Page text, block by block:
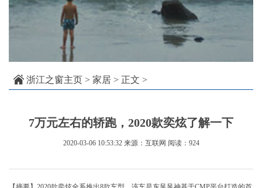
浙江之窗主页 > 家居 > 正文 >
7万元左右的轿跑，2020款奕炫了解一下
2020-03-06 10:53:32 来源：互联网 阅读：924